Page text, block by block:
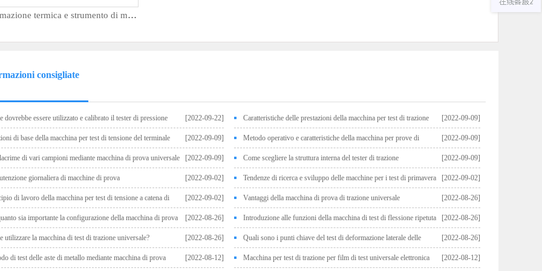
Deformazione termica e strumento di misurazione del punto di ammorbidimento VICA XRW-300C
consigliate
[2022-09-22]
dovrebbe essere utilizzato e calibrato il tester di pressione [2022-09-09]
Caratteristiche delle prestazioni della macchina per test di trazione
orizzontale isolante
[2022-09-09]
di base della macchina per test di tensione del terminale [2022-09-09]
Metodo operativo e caratteristiche della macchina per prove di
protrusione a coppa
[2022-09-09]
di vari campioni mediante macchina di prova universale [2022-09-09]
Come scegliere la struttura interna del tester di trazione
[2022-09-02]
giornaliera di macchine di prova [2022-09-02]
Tendenze di ricerca e sviluppo delle macchine per i test di primavera
[2022-09-02]
di lavoro della macchina per test di tensione a catena di [2022-08-26]
Vantaggi della macchina di prova di trazione universale
[2022-08-26]
sia importante la configurazione della macchina di prova
universale? La configurazione della macchina di prova di trazione
[2022-08-26]
Introduzione alle funzioni della macchina di test di flessione ripetuta
del materiale metallico
[2022-08-26]
utilizzare la macchina di test di trazione universale? [2022-08-26]
Quali sono i punti chiave del test di deformazione laterale delle
macchine elettroniche di test universali?
[2022-08-12]
di test delle aste di metallo mediante macchina di prova [2022-08-12]
Macchina per test di trazione per film di test universale elettronica